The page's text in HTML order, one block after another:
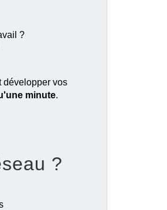
?
développer vos
minute.
?